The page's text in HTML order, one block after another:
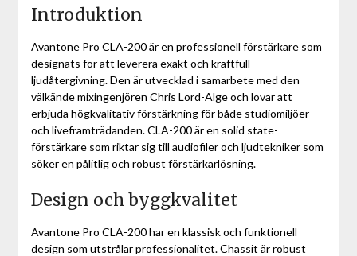
Introduktion
Avantone Pro CLA-200 är en professionell förstärkaresom
designats för att leverera exakt och kraftfull
ljudåtergivning. Den är utvecklad i samarbete med den
välkände mixingenjören Chris Lord-Alge och lovar att
erbjuda högkvalitativ förstärkning för både studiomiljöer
och liveframträdanden. CLA-200 är en solid state-
förstärkare som riktar sig till audiofiler och ljudtekniker som
söker en pålitlig och robust förstärkarlösning.
Design och byggkvalitet
Avantone Pro CLA-200 har en klassisk och funktionell
design som utstrålar professionalitet. Chassit är robust